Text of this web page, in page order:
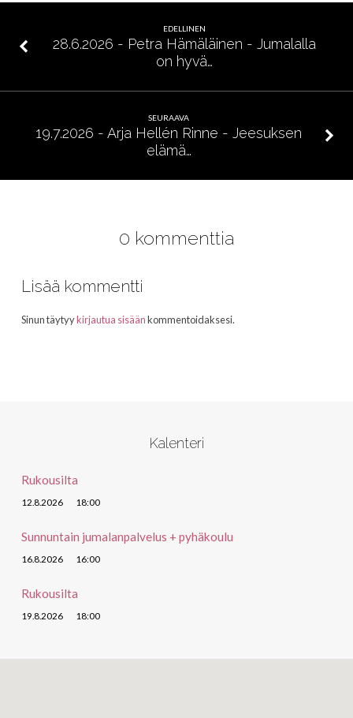
EDELLINEN
28.6.2026 - Petra Hämäläinen - Jumalalla
on hyvä…
SEURAAVA
19.7.2026 - Arja Hellén Rinne - Jeesuksen
elämä…
0 kommenttia
Lisää kommentti
Sinun täytyykirjautua sisäänkommentoidaksesi.
Kalenteri
Rukousilta
12.8.2026 18:00
Sunnuntain jumalanpalvelus + pyhäkoulu
16.8.2026 16:00
Rukousilta
19.8.2026 18:00